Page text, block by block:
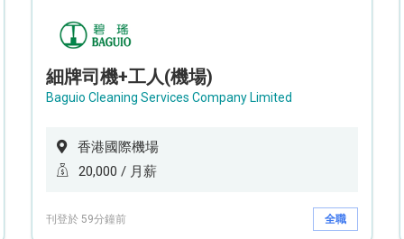
細牌司機+工人(機場)
Baguio Cleaning Services Company Limited
香港國際機場
20,000 / 月薪
刊登於 59分鐘前 全職